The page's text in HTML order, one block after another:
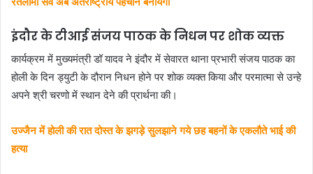
इंदौर के टीआई संजय पाठक के निधन पर शोक व्यक्त
कार्यक्रम में मुख्यमंत्री डॉ यादव ने इंदौर में सेवारत थाना प्रभारी संजय पाठक का
होली के दिन ड्युटी के दौरान निधन होने पर शोक व्यक्त किया और परमात्मा से उन्हे
अपने श्री चरणो में स्थान देने की प्रार्थना की।
उज्जैन में होली की रात दोस्त के झगड़े सुलझाने गये छह बहनों के एकलौते भाई की
हत्या